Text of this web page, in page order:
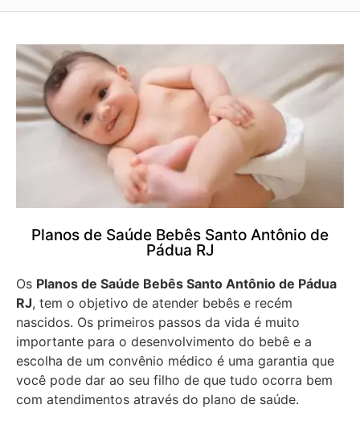
Planos de Saúde Bebês Santo Antônio de
Pádua RJ
Os Planos de Saúde Bebês Santo Antônio de Pádua
RJ, tem o objetivo de atender bebês e recém
nascidos. Os primeiros passos da vida é muito
importante para o desenvolvimento do bebê e a
escolha de um convênio médico é uma garantia que
você pode dar ao seu filho de que tudo ocorra bem
com atendimentos através do plano de saúde.